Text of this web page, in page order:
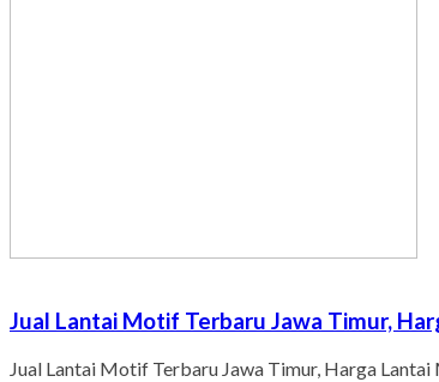
Jual Lantai Motif Terbaru Jawa Timur,
Jual Lantai Motif Terbaru Jawa Timur, Harga